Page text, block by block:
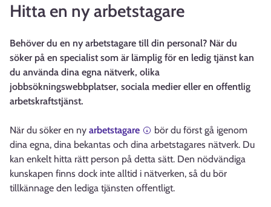
Hitta en ny arbetstagare
Behöver du en ny arbetstagare till din personal? När du
söker på en specialist som är lämplig för en ledig tjänst kan
du använda dina egna nätverk, olika
jobbsökningswebbplatser, sociala medier eller en offentlig
arbetskraftstjänst.
När du söker en ny arbetstagare
bör du först gå igenom
dina egna, dina bekantas och dina arbetstagares nätverk. Du
kan enkelt hitta rätt person på detta sätt. Den nödvändiga
kunskapen finns dock inte alltid i nätverken, så du bör
tillkännage den lediga tjänsten offentligt.